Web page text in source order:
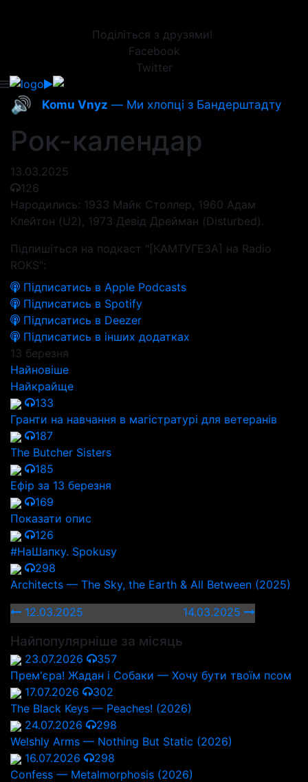
Поділіться з друзями!
Facebook
Twitter
🔊 Komu Vnyz — Ми хлопці з Бандерштадту
Рок-календар
13.03.2025
126
Народились: 1933 Майк Столлер, 1960 Адам
Клейтон (U2), 1973 Девід Дрейман (Disturbed).
Підпишіться на подкаст "[КАМТУГЕЗА] на Radio
ROKS":
Підписатись в Apple Podcasts
Підписатись в Spotify
Підписатись в Deezer
Підписатись в інших додатках
13 березня
Найновіше
Найкрайще
133
Гранти на навчання в магістратурі для ветеранів
187
The Butcher Sisters
185
Ефір за 13 березня
169
Показати опис
126
#НаШапку. Spokusy
298
Architects — The Sky, the Earth & All Between (2025)
12.03.2025
14.03.2025
Найпопулярніше за місяць
23.07.2026
357
Прем'єра! Жадан і Собаки — Хочу бути твоїм псом
17.07.2026
302
The Black Keys — Peaches! (2026)
24.07.2026
298
Welshly Arms — Nothing But Static (2026)
16.07.2026
298
Confess — Metalmorphosis (2026)